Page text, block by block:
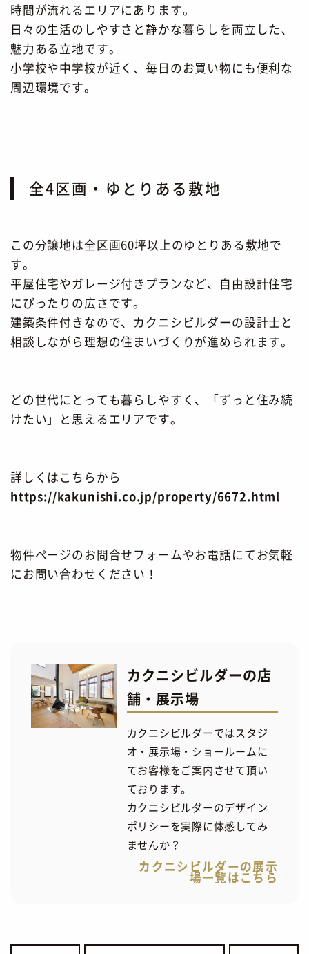
時間が流れるエリアにあります。
日々の生活のしやすさと静かな暮らしを両立した、
魅力ある立地です。
小学校や中学校が近く、毎日のお買い物にも便利な
周辺環境です。
全4区画・ゆとりある敷地
この分譲地は全区画60坪以上のゆとりある敷地で
す。
平屋住宅やガレージ付きプランなど、自由設計住宅
にぴったりの広さです。
建築条件付きなので、カクニシビルダーの設計士と
相談しながら理想の住まいづくりが進められます。
どの世代にとっても暮らしやすく、「ずっと住み続
けたい」と思えるエリアです。
詳しくはこちらから
https://kakunishi.co.jp/property/6672.html
物件ページのお問合せフォームやお電話にてお気軽
にお問い合わせください！
カクニシビルダーの店
舗・展示場
カクニシビルダーではスタジ
オ・展示場・ショールームに
てお客様をご案内させて頂い
ております。
カクニシビルダーのデザイン
ポリシーを実際に体感してみ
ませんか？
カクニシビルダーの展示
場一覧はこちら